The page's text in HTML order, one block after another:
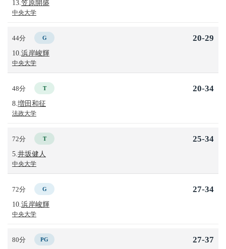
13. 笠原開盛
中央大学
44分 G
10. 浜岸峻輝
中央大学
20-29
48分 T
8. 増田和征
法政大学
20-34
72分 T
5. 井坂健人
中央大学
25-34
72分 G
10. 浜岸峻輝
中央大学
27-34
80分 PG 27-37